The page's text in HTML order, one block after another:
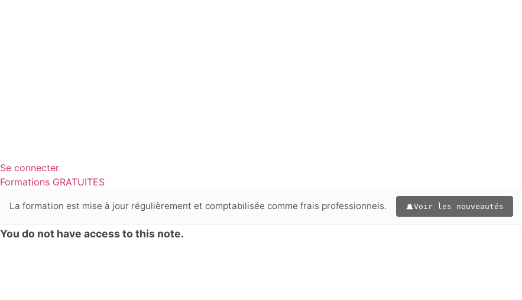
Se connecter
Formations GRATUITES
La formation est mise à jour régulièrement et comptabilisée comme frais professionnels. Voir les nouveautés
You do not have access to this note.